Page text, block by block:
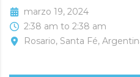
marzo 19, 2024
2:38 am to 2:38 am
Rosario, Santa Fé,